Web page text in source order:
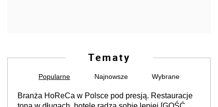
Tematy
Popularne Najnowsze Wybrane
Branża HoReCa w Polsce pod presją. Restauracje